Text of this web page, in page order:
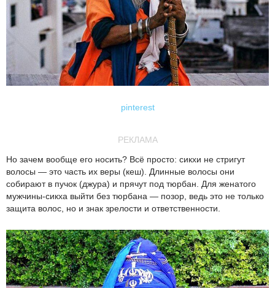
pinterest
РЕКЛАМА
Но зачем вообще его носить? Всё просто: сикхи не стригут
волосы — это часть их веры (кеш). Длинные волосы они
собирают в пучок (джура) и прячут под тюрбан. Для женатого
мужчины-сикха выйти без тюрбана — позор, ведь это не только
защита волос, но и знак зрелости и ответственности.